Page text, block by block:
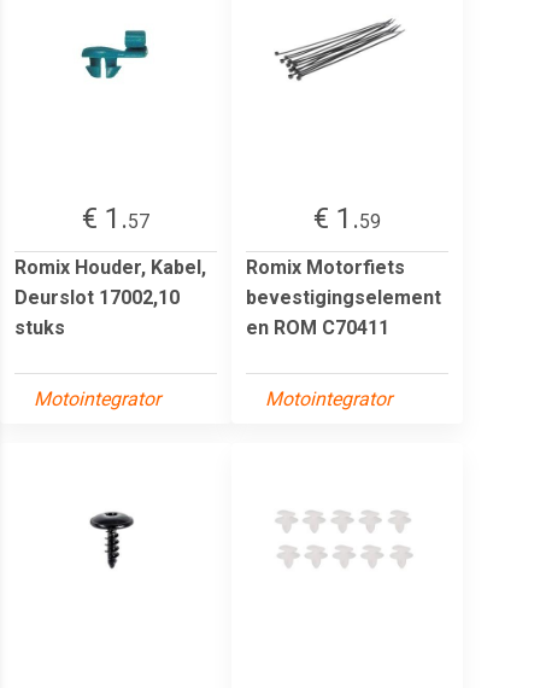
€ 1.57
Romix Houder, Kabel,
Deurslot 17002,10
stuks
Motointegrator
€ 1.59
Romix Motorfiets
bevestigingselement
en ROM C70411
Motointegrator